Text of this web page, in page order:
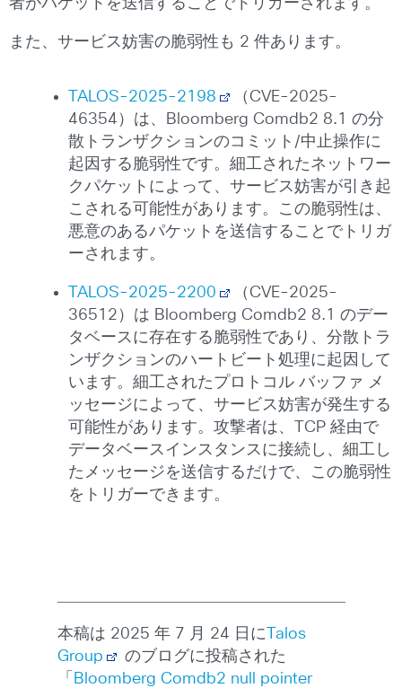
者がパケットを送信することでトリガーされます。
また、サービス妨害の脆弱性も 2 件あります。
TALOS-2025-2198
（CVE-2025-
46354）は、Bloomberg Comdb2 8.1 の分
散トランザクションのコミット/中止操作に
起因する脆弱性です。細工されたネットワー
クパケットによって、サービス妨害が引き起
こされる可能性があります。この脆弱性は、
悪意のあるパケットを送信することでトリガ
ーされます。
TALOS-2025-2200
（CVE-2025-
36512）は Bloomberg Comdb2 8.1 のデー
タベースに存在する脆弱性であり、分散トラ
ンザクションのハートビート処理に起因して
います。細工されたプロトコル バッファ メ
ッセージによって、サービス妨害が発生する
可能性があります。攻撃者は、TCP 経由で
データベースインスタンスに接続し、細工し
たメッセージを送信するだけで、この脆弱性
をトリガーできます。
本稿は 2025 年 7 月 24 日に Talos
Group
のブログに投稿された
「 Bloomberg Comdb2 null pointer